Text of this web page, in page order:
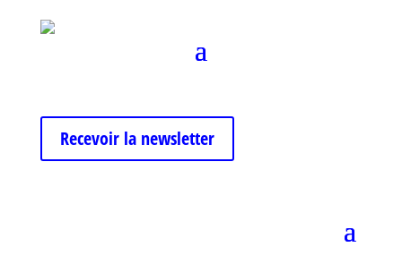
Recevoir la newsletter